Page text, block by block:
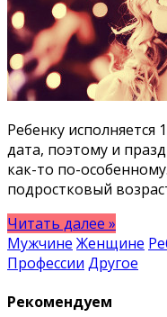
Ребенку исполняется
дата, поэтому и
как-то по-
подростковый
Читать далее »
Мужчине Женщине
Профессии Другое
Рекомендуем